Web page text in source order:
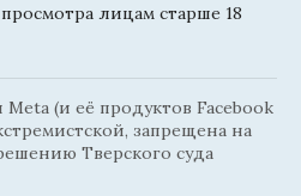
лицам старше 18
(и её продуктов Facebook
запрещена на
Тверского суда